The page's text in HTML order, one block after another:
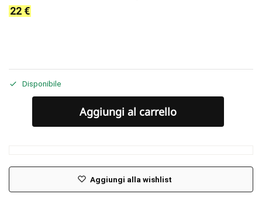
22 €
Disponibile
Aggiungi al carrello
Aggiungi alla wishlist